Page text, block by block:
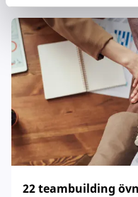
22 teambuilding